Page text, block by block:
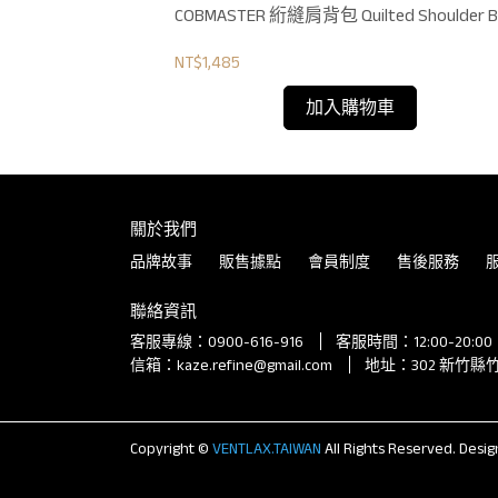
COBMASTER 絎縫肩背包 Quilted Shoulder
NT$1,485
加入購物車
關於我們
品牌故事 販售據點 會員制度 售後服務
聯絡資訊
客服專線：0900-616-916
客服時間：12:00-
信箱：kaze.refine@gmail.com
地址：302 新竹縣
Copyright © VENTLAX.TAIWAN All Rights Reserved.